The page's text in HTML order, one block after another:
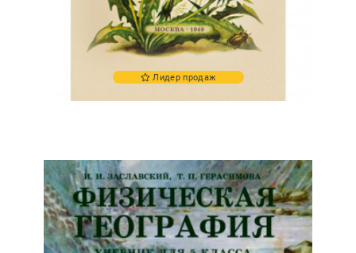
Лидер продаж